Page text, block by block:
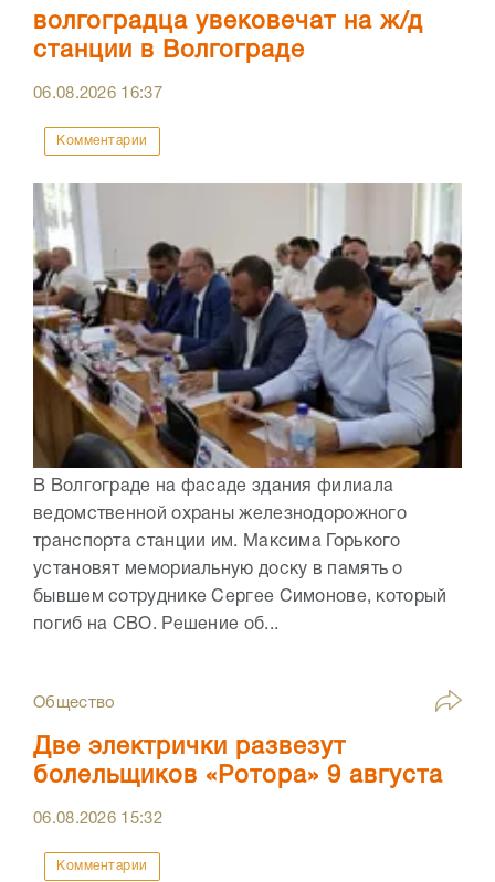
волгоградца увековечат на ж/д
станции в Волгограде
06.08.2026 16:37
Комментарии
В Волгограде на фасаде здания филиала
ведомственной охраны железнодорожного
транспорта станции им. Максима Горького
установят мемориальную доску в память о
бывшем сотруднике Сергее Симонове, который
погиб на СВО. Решение об...
Общество
Две электрички развезут
болельщиков «Ротора» 9 августа
06.08.2026 15:32
Комментарии